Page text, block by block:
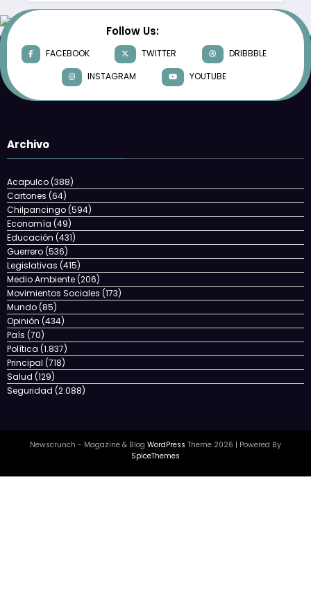
Follow Us:
FACEBOOK TWITTER
DRIBBBLE
INSTAGRAM
YOUTUBE
Archivo
Acapulco(388)
Cartones (64)
Chilpancingo(594)
Economía (49)
Educación (431)
Guerrero(536)
Legislativas (415)
Medio Ambiente(206)
Movimientos Sociales (173)
Mundo(85)
Opinión (434)
País (70)
Política (1.837)
Principal (718)
Salud (129)
Seguridad (2.088)
Newscrunch - Magazine & Blog WordPress Theme 2026 | Powered By
SpiceThemes